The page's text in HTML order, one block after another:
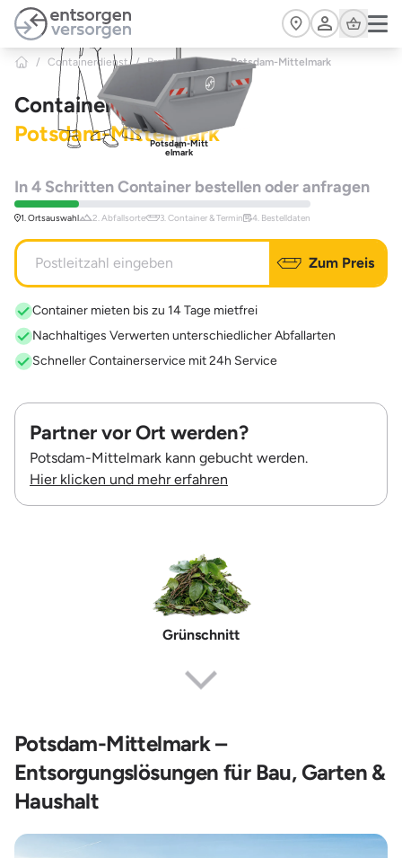
Zum Hauptinhalt springen
Cart
/ Containerdienst / Brandenburg > Potsdam-Mittelmark
Containerdienst
Potsdam-Mittelmark
Potsdam-Mitt
elmark
In 4 Schritten Container bestellen oder anfragen
1. Ortsauswahl 2. Abfallsorte 3. Container & Termin 4. Bestelldaten
Zum Preis
Container mieten bis zu 14 Tage mietfrei
Nachhaltiges Verwerten unterschiedlicher Abfallarten
Schneller Containerservice mit 24h Service
Partner vor Ort werden?
Potsdam-Mittelmark kann gebucht werden.
Hier klicken und mehr erfahren
Grünschnitt
Potsdam-Mittelmark –
Entsorgungslösungen für Bau, Garten &
Haushalt